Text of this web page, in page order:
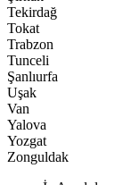
Tekirdağ
Tokat
Trabzon
Tunceli
Şanlıurfa
Uşak
Van
Yalova
Yozgat
Zonguldak